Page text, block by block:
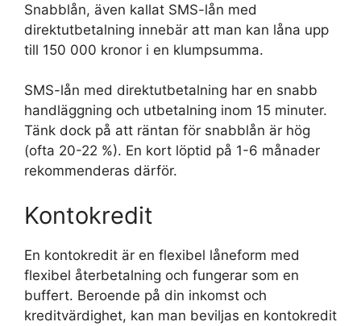
Snabblån, även kallat SMS-lån med
direktutbetalning innebär att man kan låna upp
till 150 000 kronor i en klumpsumma.
SMS-lån med direktutbetalning har en snabb
handläggning och utbetalning inom 15 minuter.
Tänk dock på att räntan för snabblån är hög
(ofta 20-22 %). En kort löptid på 1-6 månader
rekommenderas därför.
Kontokredit
En kontokredit är en flexibel låneform med
flexibel återbetalning och fungerar som en
buffert. Beroende på din inkomst och
kreditvärdighet, kan man beviljas en kontokredit